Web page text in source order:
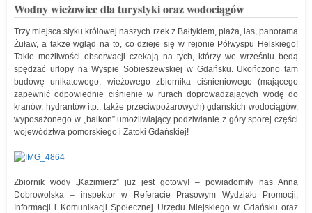
Wodny wieżowiec dla turystyki oraz wodociągów
Trzy miejsca styku królowej naszych rzek z Bałtykiem, plaża, las, panorama
Żuław, a także wgląd na to, co dzieje się w rejonie Półwyspu Helskiego!
Takie możliwości obserwacji czekają na tych, którzy we wrześniu będą
spędzać urlopy na Wyspie Sobieszewskiej w Gdańsku. Ukończono tam
budowę unikatowego, wieżowego zbiornika ciśnieniowego (mającego
zapewnić odpowiednie ciśnienie w rurach doprowadzających wodę do
kranów, hydrantów itp., także przeciwpożarowych) gdańskich wodociągów,
wyposażonego w „balkon” umożliwiający podziwianie z góry sporej części
województwa pomorskiego i Zatoki Gdańskiej!
Zbiornik wody „Kazimierz” już jest gotowy! – powiadomiły nas Anna
Dobrowolska – inspektor w Referacie Prasowym Wydziału Promocji,
Informacji i Komunikacji Społecznej Urzędu Miejskiego w Gdańsku oraz